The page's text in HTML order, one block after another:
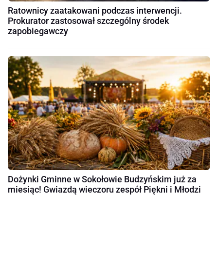
Ratownicy zaatakowani podczas interwencji.
Prokurator zastosował szczególny środek
zapobiegawczy
Dożynki Gminne w Sokołowie Budzyńskim już za
miesiąc! Gwiazdą wieczoru zespół Piękni i Młodzi